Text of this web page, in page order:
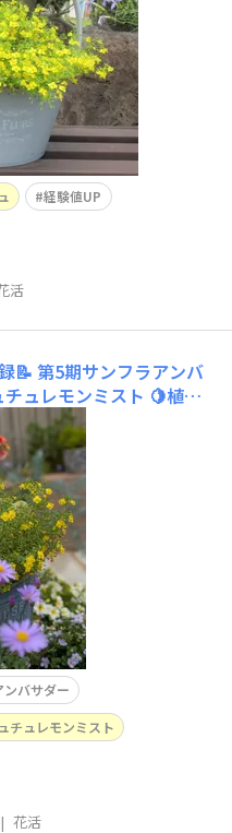
経験値UP
活
📝 第5期サンフラアンバ
ュレモンミスト 🍋植え
ったのか、なかなか成長
黄色のお花がふわふわ咲
チュというお花、サンフ
て初めて知ることができ
バサダー
チュレモンミスト
| 花活